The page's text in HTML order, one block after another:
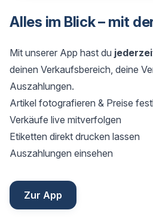
Alles im Blick – mit
Mit unserer App hast du
deinen Verkaufsbereich, deine
Auszahlungen.
Artikel fotografieren & Preise
Verkäufe live mitverfolgen
Etiketten direkt drucken lassen
Auszahlungen einsehen
Zur App